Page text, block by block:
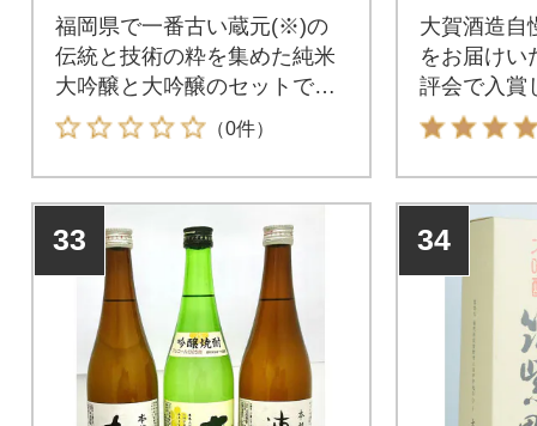
福岡県で一番古い蔵元(※)の
伝統と技術の粋を集めた純米
大吟醸と大吟醸のセットで
す。
（0件）
大賀酒造自
をお届けい
評会で入賞
33 34